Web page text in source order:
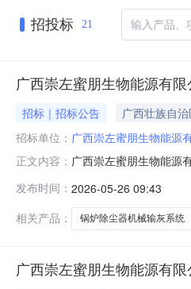
招投标 21
广西崇左蜜朋生物能源有
招标｜招标公告 广西壮族自
招标单位： 广西崇左蜜朋生物能源
正文内容： 广西崇左蜜朋生物能源
合条件的单位，请于
发布时间： 2026-05-26 09:43
相关产品：
锅炉除尘器机械输灰系统
广西崇左蜜朋生物能源有